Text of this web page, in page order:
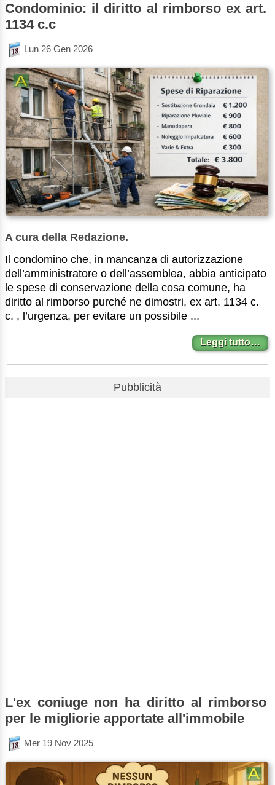
Condominio: il diritto al rimborso ex art.
1134 c.c
Lun 26 Gen 2026
A cura della Redazione.
Il condomino che, in mancanza di autorizzazione
dell’amministratore o dell’assemblea, abbia anticipato
le spese di conservazione della cosa comune, ha
diritto al rimborso purché ne dimostri, ex art. 1134 c.
c. , l’urgenza, per evitare un possibile ...
Leggi tutto…
Pubblicità
L'ex coniuge non ha diritto al rimborso
per le migliorie apportate all'immobile
Mer 19 Nov 2025